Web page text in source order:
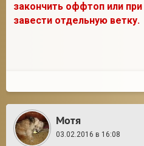
закончить оффтоп или
завести отдельную ветку.
Мотя
03.02.2016 в 16:08